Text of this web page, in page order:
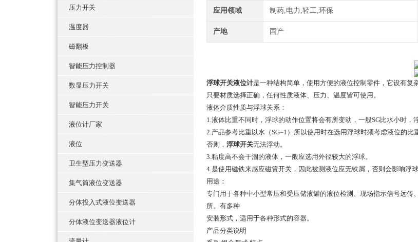
压力开关
温度器
磁翻板
智能压力控制器
数显压力开关
智能压力开关
液位计厂家
液位
卫生型压力变送器
集气筒液位变送器
分体投入式液位变送器
分体液位变送器液位计
应用领域 制药,电力,轻工,环保
产地 国产
浮球开关液位计是一种结构简单，使用方便的液位控制零件，它设有复
只要材质选择正确，任何性质液体、压力、温度皆可使用。
液体介质性质与浮球关系：
1.液体比重不同时，浮球的动作位置将会有所变动，一般SG比水小时，
2.产品参考比重以水（SG=1）所以使用时在选用浮球时须考虑液位的比
否则， 浮球开关无法浮动。
3.粘度高不会干涸的液体，一般应选用外径较大的浮球。
4.是使用磁铁来感应磁簧开关，因此被测液位应无铁屑，否则会影响浮球
用途：
专门用于各种中小型常压和受压储液罐的液位检测、现场指示信号远
所。有多种
安装形式，适用于各种形式的容器。
产品分类说明